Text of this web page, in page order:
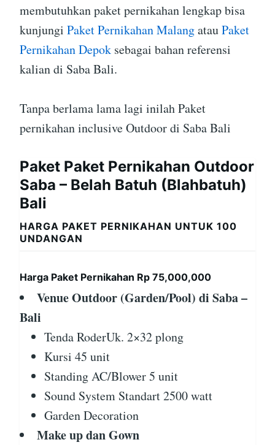
membutuhkan paket pernikahan lengkap bisa
kunjungi Paket Pernikahan MalangatauPaket
Pernikahan Depok sebagai bahan referensi
kalian di Saba Bali.
Tanpa berlama lama lagi inilah Paket
pernikahan inclusive Outdoor di Saba Bali
Paket Paket Pernikahan Outdoor
Saba – Belah Batuh (Blahbatuh)
Bali
HARGA PAKET PERNIKAHAN UNTUK 100
UNDANGAN
Harga Paket Pernikahan Rp 75,000,000
Venue Outdoor (Garden/Pool) di Saba –
Bali
Tenda RoderUk. 2×32 plong
Kursi 45 unit
Standing AC/Blower 5 unit
Sound System Standart 2500 watt
Garden Decoration
Make up dan Gown